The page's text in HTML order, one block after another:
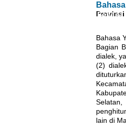
Ihwal Pemetaan Bahasa
Provinsi
Bahasa
Bagian
dialek,
(2)
lain di